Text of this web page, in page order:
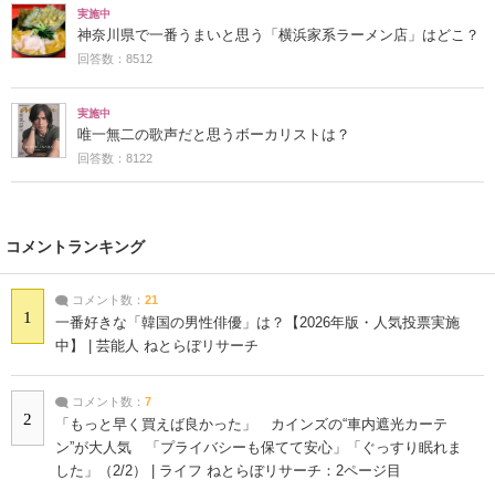
実施中
神奈川県で一番うまいと思う「横浜家系ラーメン店」はどこ？
回答数：8512
実施中
唯一無二の歌声だと思うボーカリストは？
回答数：8122
コメントランキング
1
コメント数： 21
一番好きな「韓国の男性俳優」は？【2026年版・人気投票実施
中】 | 芸能人 ねとらぼリサーチ
2
コメント数： 7
「もっと早く買えば良かった」 カインズの“車内遮光カーテ
ン”が大人気 「プライバシーも保てて安心」「ぐっすり眠れま
した」（2/2） | ライフ ねとらぼリサーチ：2ページ目